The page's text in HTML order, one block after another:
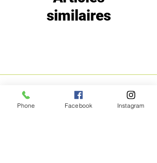
similaires
MENU POLITIQUE
Phone Facebook Instagram